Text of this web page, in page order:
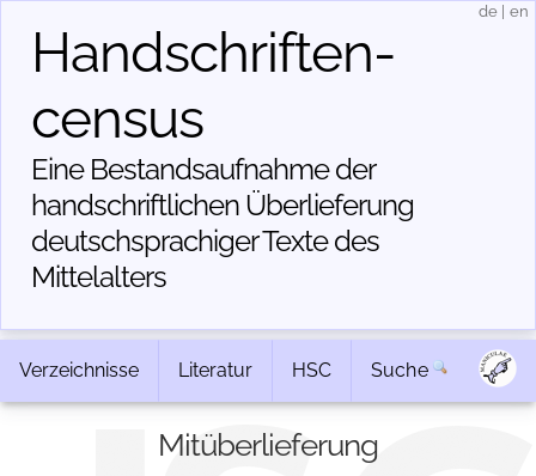
Handschriften­
census
Eine Bestandsaufnahme der
handschriftlichen Über­lieferung
deutschsprachiger Texte des
Mittelalters
de en
Verzeichnisse Literatur HSC Suche
Mitüberlieferung